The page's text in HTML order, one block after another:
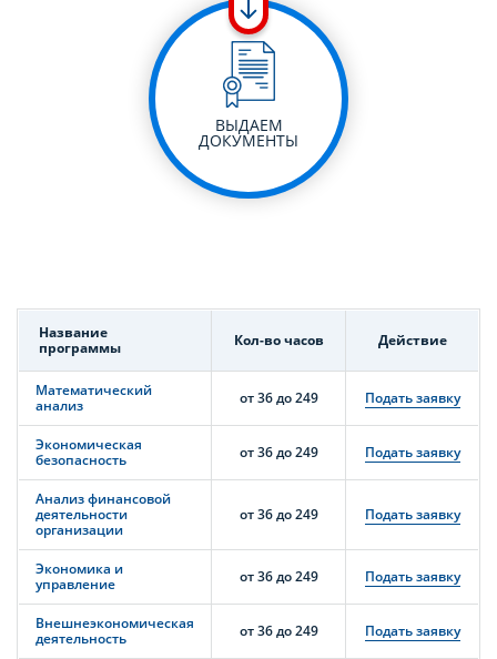
ВЫДАЕМ
ДОКУМЕНТЫ
Название
программы
Кол-во часов Действие
Математический
анализ
от 36 до 249 Подать заявку
Экономическая
безопасность
от 36 до 249 Подать заявку
Анализ финансовой
деятельности
организации
от 36 до 249 Подать заявку
Экономика и
управление
от 36 до 249 Подать заявку
Внешнеэкономическая
деятельность
от 36 до 249 Подать заявку